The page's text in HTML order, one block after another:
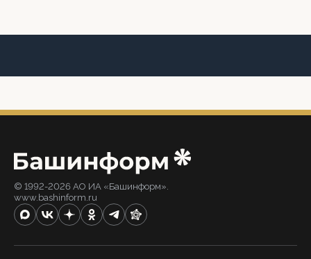
© 1992-2026 АО ИА «Башинформ».
www.bashinform.ru